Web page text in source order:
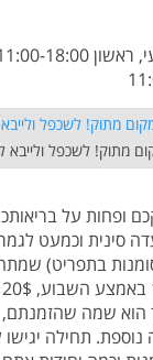
מתוק! לשכפל ולייבא
ופחות על
סינית וכמעט
בתפריט)
הוא שמה שהזמנתם,
נוספת. תחילה